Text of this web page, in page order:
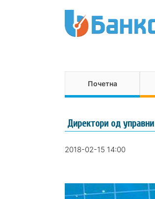
Почетна
Директори од
2018-02-15 14:00